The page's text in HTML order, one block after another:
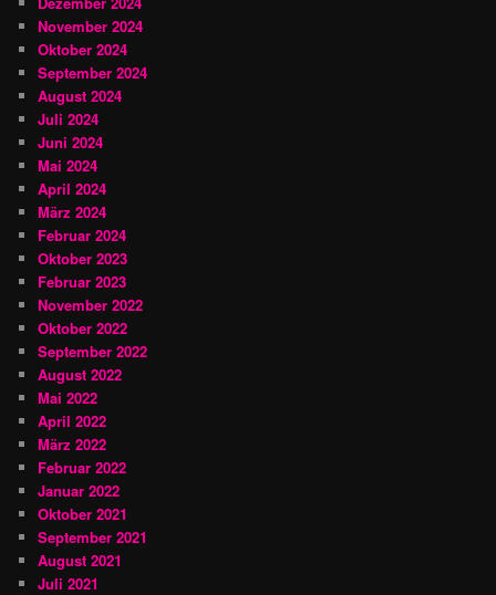
November 2024
Oktober 2024
September 2024
August 2024
Juli 2024
Juni 2024
Mai 2024
April 2024
März 2024
Februar 2024
Oktober 2023
Februar 2023
November 2022
Oktober 2022
September 2022
August 2022
Mai 2022
April 2022
März 2022
Februar 2022
Januar 2022
Oktober 2021
September 2021
August 2021
Juli 2021